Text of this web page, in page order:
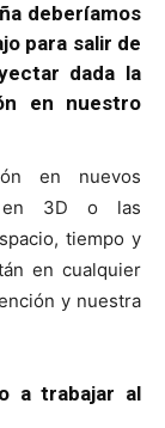
deberíamos
para salir de
dada la
en nuestro
en nuevos
en 3D o las
tiempo y
en cualquier
y nuestra
a trabajar al